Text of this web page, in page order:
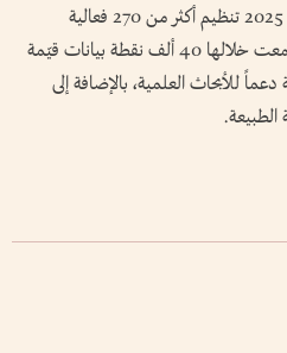
العربية المزروعة محلياً، كما شهد عام 2025 تنظيم أكثر من 270 فعالية
مجتمعية في مختلف أنحاء الدولة، جُمعت خلالها 40 ألف نقطة بيانات قيّمة
للأبحاث العلمية، بالإضافة إلى